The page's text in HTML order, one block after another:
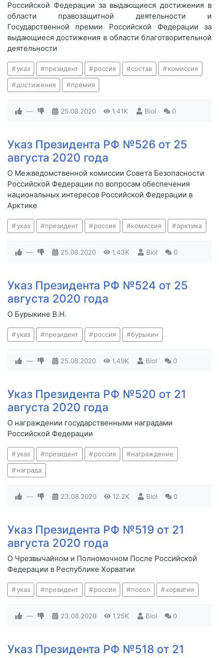
Российской Федерации за выдающиеся достижения в
области правозащитной деятельности и
Государственной премии Российской Федерации за
выдающиеся достижения в области благотворительной
деятельности
указ президент россия состав комиссия
достижения премия
— 25.08.2020 1.41K Biol 0
Указ Президента РФ №526 от 25
августа 2020 года
О Межведомственной комиссии Совета Безопасности
Российской Федерации по вопросам обеспечения
национальных интересов Российской Федерации в
Арктике
указ президент россия комиссия арктика
— 25.08.2020 1.43K Biol 0
Указ Президента РФ №524 от 25
августа 2020 года
О Бурыкине В.Н.
указ президент россия бурыкин
— 25.08.2020 1.49K Biol 0
Указ Президента РФ №520 от 21
августа 2020 года
О награждении государственными наградами
Российской Федерации
указ президент россия награждение
награда
— 23.08.2020 12.2K Biol 0
Указ Президента РФ №519 от 21
августа 2020 года
О Чрезвычайном и Полномочном После Российской
Федерации в Республике Хорватии
указ президент россия посол хорватия
— 23.08.2020 1.25K Biol 0
Указ Президента РФ №518 от 21